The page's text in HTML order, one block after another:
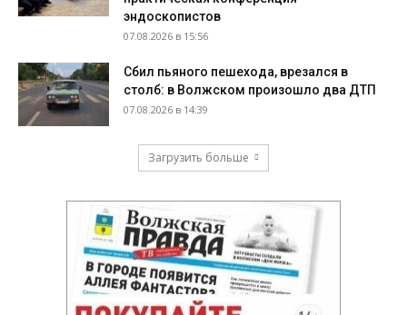
эндоскопистов
07.08.2026 в 15:56
Сбил пьяного пешехода, врезался в
столб: в Волжском произошло два ДТП
07.08.2026 в 14:39
Загрузить больше